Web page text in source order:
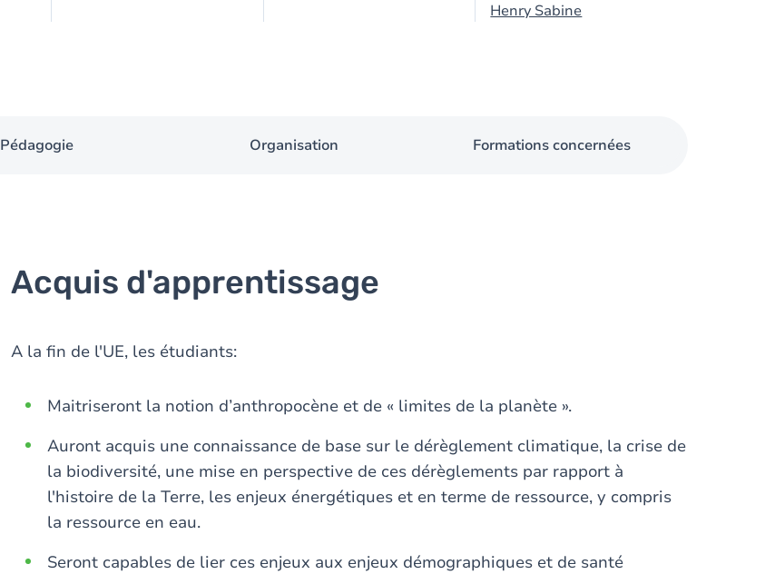
Henry Sabine
Pédagogie Organisation Formations concernées
Acquis d'apprentissage
A la fin de l'UE, les étudiants:
Maitriseront la notion d’anthropocène et de « limites de la planète ».
Auront acquis une connaissance de base sur le dérèglement climatique, la crise de
la biodiversité, une mise en perspective de ces dérèglements par rapport à
l'histoire de la Terre, les enjeux énergétiques et en terme de ressource, y compris
la ressource en eau.
Seront capables de lier ces enjeux aux enjeux démographiques et de santé